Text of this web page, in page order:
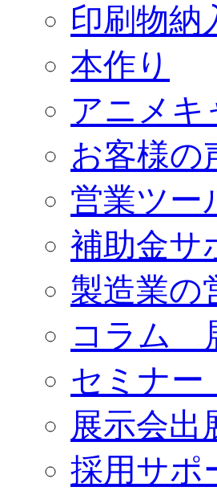
印刷物納
本作り
アニメキ
お客様
営業ツー
補助金サ
製造業の
コラム
セミナー
展示会出
採用サポ